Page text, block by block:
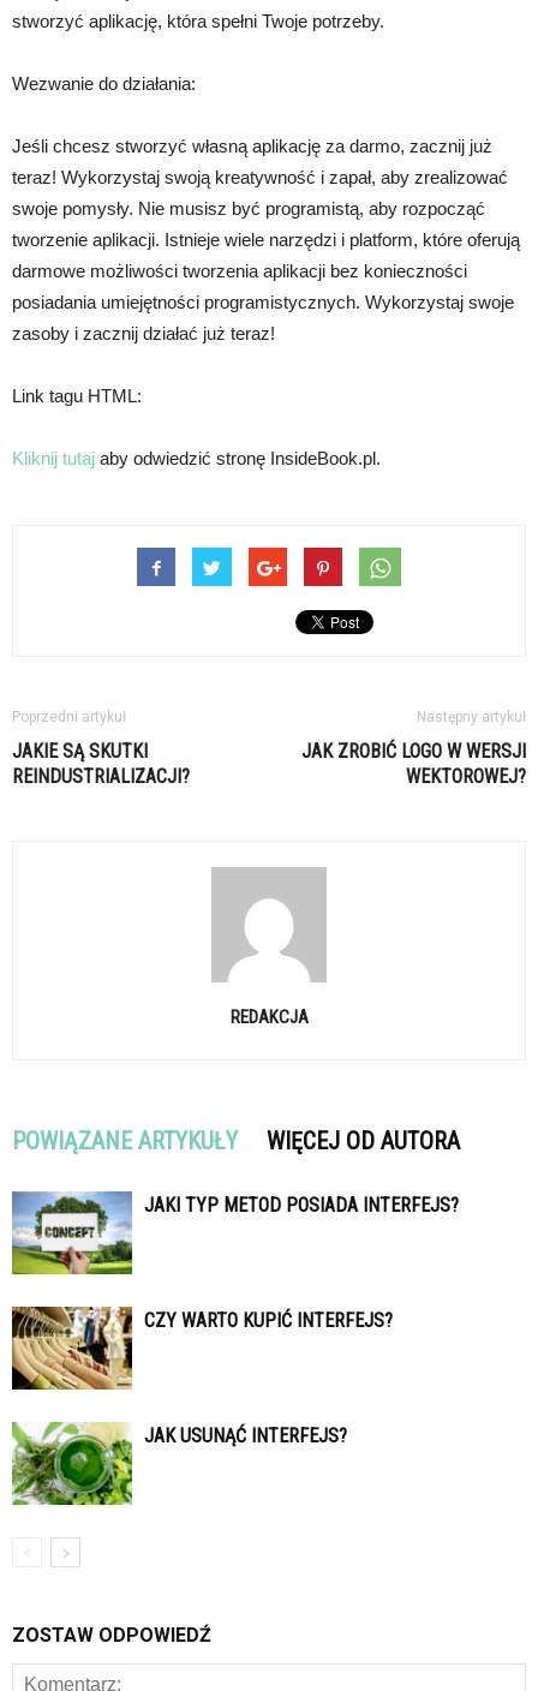
stworzyć aplikację, która spełni Twoje potrzeby.
Wezwanie do działania:
Jeśli chcesz stworzyć własną aplikację za darmo, zacznij już
teraz! Wykorzystaj swoją kreatywność i zapał, aby zrealizować
swoje pomysły. Nie musisz być programistą, aby rozpocząć
tworzenie aplikacji. Istnieje wiele narzędzi i platform, które oferują
darmowe możliwości tworzenia aplikacji bez konieczności
posiadania umiejętności programistycznych. Wykorzystaj swoje
zasoby i zacznij działać już teraz!
Link tagu HTML:
Kliknij tutaj aby odwiedzić stronę InsideBook.pl.
Poprzedni artykuł
JAKIE SĄ SKUTKI
REINDUSTRIALIZACJI?
Następny artykuł
JAK ZROBIĆ LOGO W WERSJI
WEKTOROWEJ?
REDAKCJA
POWIĄZANE ARTYKUŁY WIĘCEJ OD AUTORA
JAKI TYP METOD POSIADA INTERFEJS?
CZY WARTO KUPIĆ INTERFEJS?
JAK USUNĄĆ INTERFEJS?
ZOSTAW ODPOWIEDŹ